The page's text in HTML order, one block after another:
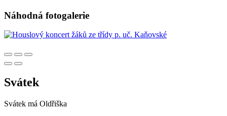
Náhodná fotogalerie
Svátek
Svátek má Oldřiška